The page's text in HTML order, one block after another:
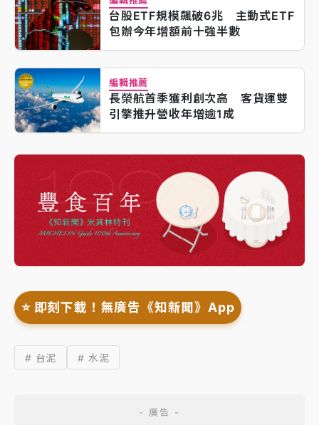
台股ETF規模飆破6兆 主動式ETF
包辦今年增額前十強半數
編輯推薦
長榮航首季獲利創次高 客貨運雙
引擎推升營收年增逾1成
⭐️ 即刻下載！無廣告《知新聞》App
# 台泥 # 水泥